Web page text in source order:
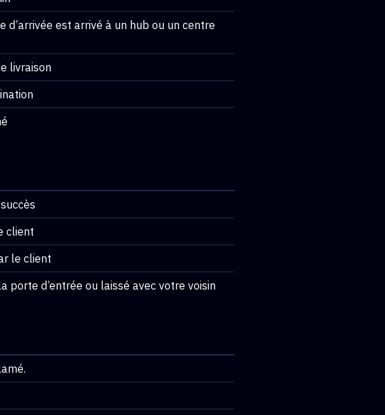
d’arrivée est arrivé à un hub ou un centre
livraison
client
le client
porte d’entrée ou laissé avec votre voisin